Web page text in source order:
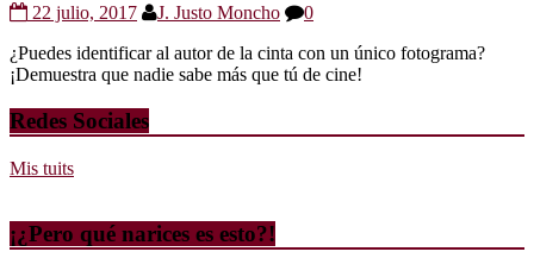
22 julio, 2017 J. Justo Moncho
0
¿Puedes identificar al autor de la cinta con un único fotograma?
¡Demuestra que nadie sabe más que tú de cine!
Redes Sociales
Mis tuits
¡¿Pero qué narices es esto?!